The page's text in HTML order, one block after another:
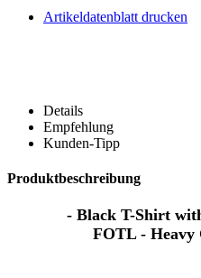
Artikeldatenblatt drucken
Details
Empfehlung
Kunden-Tipp
Produktbeschreibung
- Black T-Shirt
FOTL - Heavy